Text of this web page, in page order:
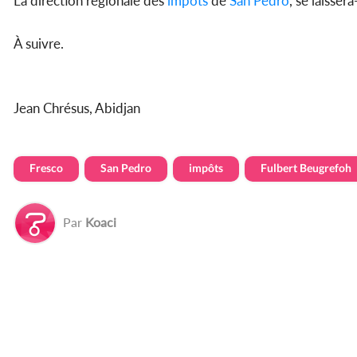
À suivre.
Jean Chrésus, Abidjan
Fresco San Pedro impôts Fulbert Beugrefoh
Par Koaci